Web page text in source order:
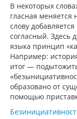
В некоторых
гласная меняется
слову
согласный. Здесь
языка принцип
Например:
итог —
образовано от
помощью